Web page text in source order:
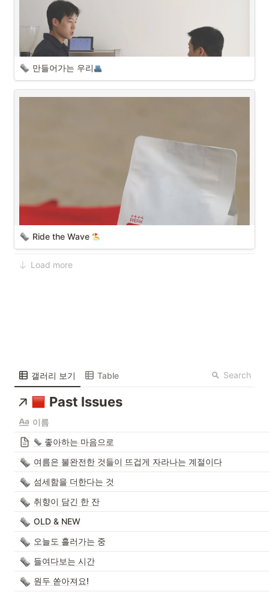
만들어가는 우리
Ride the Wave
Load more
갤러리 보기 Table Search
Past Issues
이름
좋아하는 마음으로
여름은 불완전한 것들이 뜨겁게 자라나는 계절이다
섬세함을 더한다는 것
취향이 담긴 한 잔
OLD & NEW
오늘도 흘러가는 중
들여다보는 시간
원두 쏟아져요!